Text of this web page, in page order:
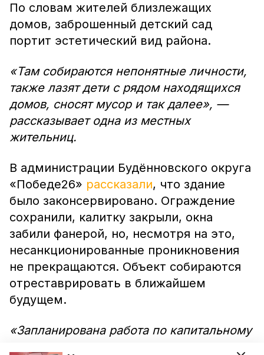
По словам жителей близлежащих
домов, заброшенный детский сад
портит эстетический вид района.
«Там собираются непонятные личности,
также лазят дети с рядом находящихся
домов, сносят мусор и так далее», —
рассказывает одна из местных
жительниц.
В администрации Будённовского округа
«Победе26» рассказали, что здание
было законсервировано. Ограждение
сохранили, калитку закрыли, окна
забили фанерой, но, несмотря на это,
несанкционированные проникновения
не прекращаются. Объект собираются
отреставрировать в ближайшем
будущем.
«Запланирована работа по капитальному